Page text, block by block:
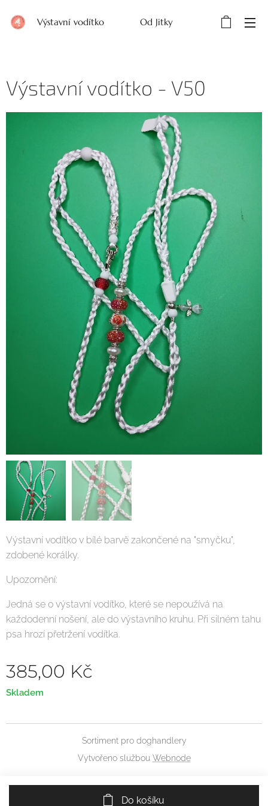
Výstavní vodítko Od Jitky
Výstavní vodítko - V50
Výstavní vodítko v bílé barvě zakončené na "smyčku",
zdobené korálky.
Upozornění:
Jedná se o výstavní vodítko, které se nepoužívá na
každodenní nošení, ale do výstavního kruhu. Při silném tahu
psa hrozí přetržení vodítka.
385,00 Kč
Skladem
Do košíku
Sortiment pro doghandlery
Vytvořeno službou Webnode